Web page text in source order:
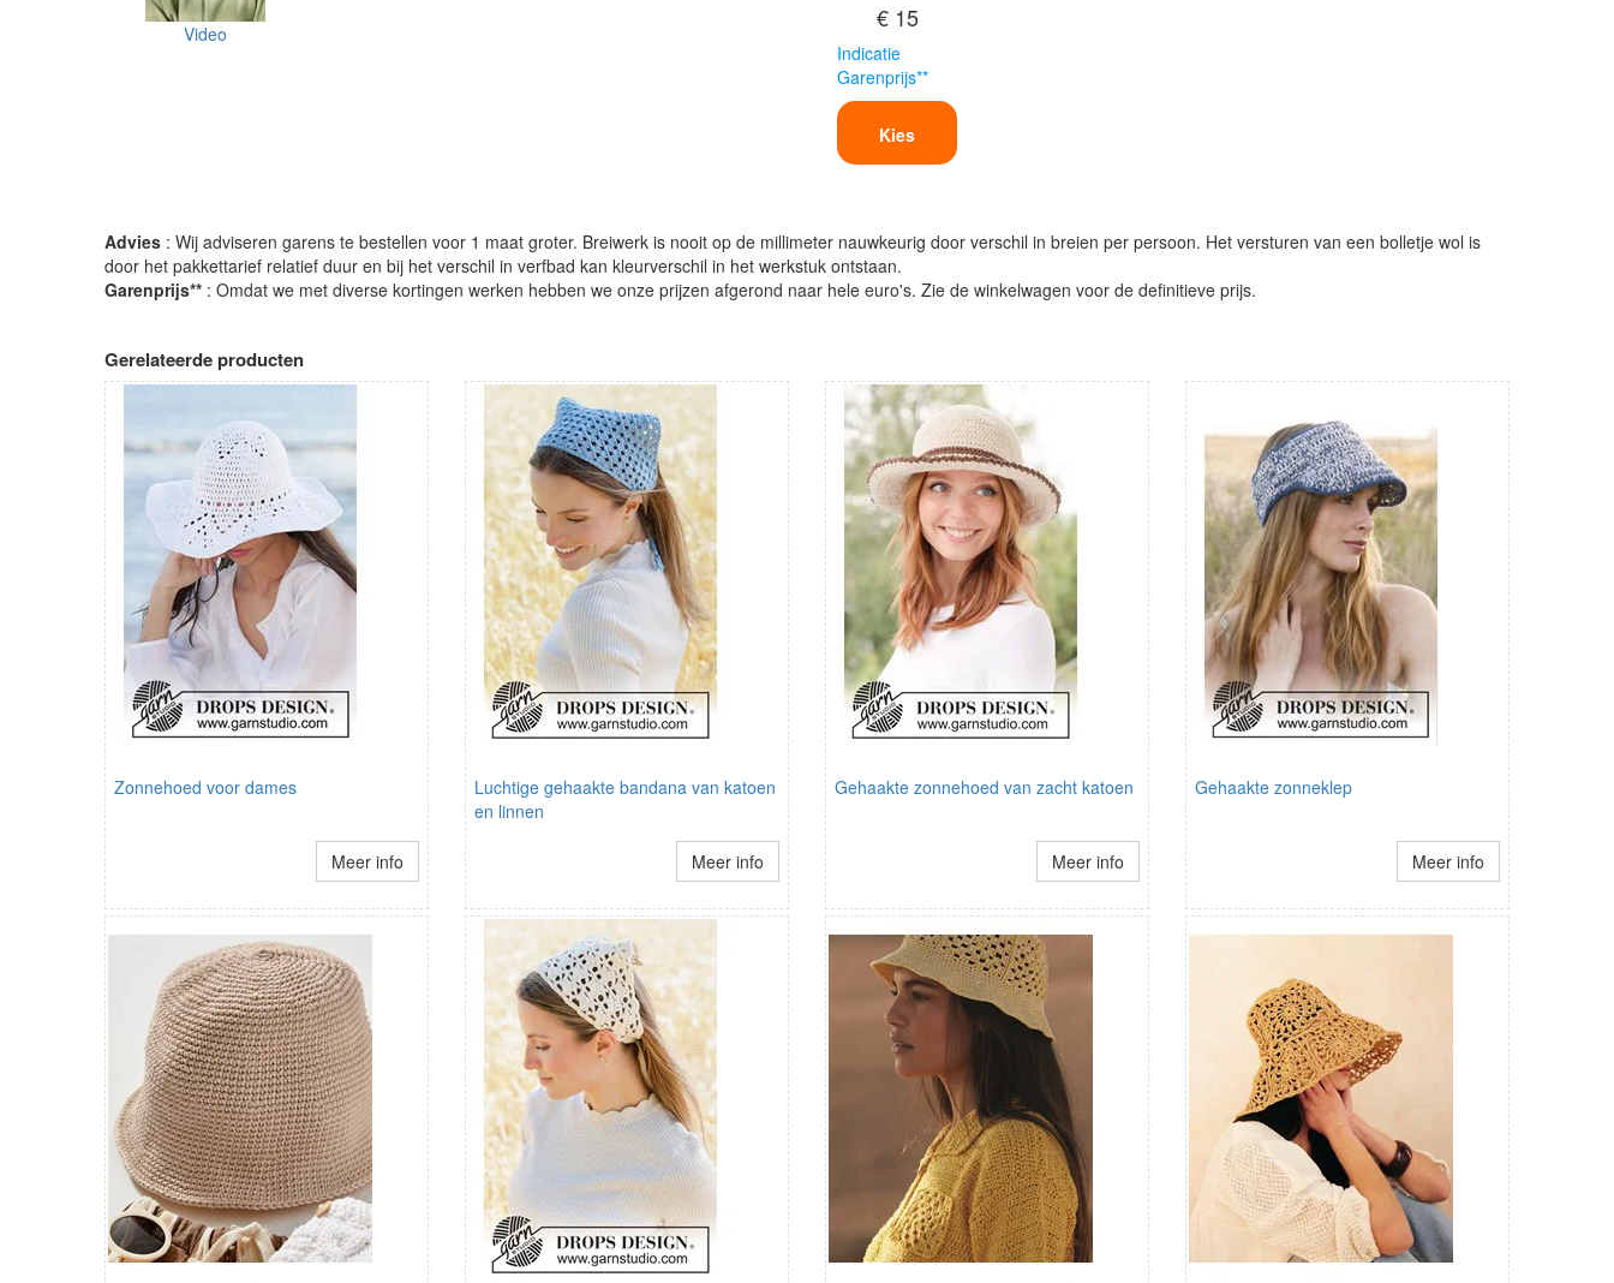
Video
€ 15
Indicatie
Garenprijs**
Kies
Advies : Wij adviseren garens te bestellen voor 1 maat groter. Breiwerk is nooit op de millimeter nauwkeurig door verschil in breien per persoon. Het versturen van een bolletje wol is
door het pakkettarief relatief duur en bij het verschil in verfbad kan kleurverschil in het werkstuk ontstaan.
Garenprijs** : Omdat we met diverse kortingen werken hebben we onze prijzen afgerond naar hele euro's. Zie de winkelwagen voor de definitieve prijs.
Gerelateerde producten
Zonnehoed voor dames
Meer info
Luchtige gehaakte bandana van katoen
en linnen
Meer info
Gehaakte zonnehoed van zacht katoen
Meer info
Gehaakte zonneklep
Meer info